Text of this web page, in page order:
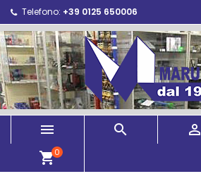
Telefono: +39 0125 650006
  
shopping_cart0